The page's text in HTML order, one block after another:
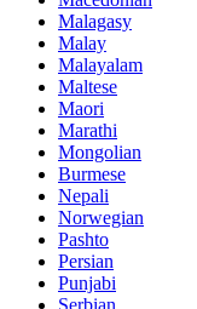
Malagasy
Malay
Malayalam
Maltese
Maori
Marathi
Mongolian
Burmese
Nepali
Norwegian
Pashto
Persian
Punjabi